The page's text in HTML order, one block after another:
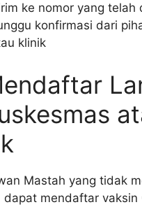
ke nomor yang telah
konfirmasi dari
klinik
Mastah yang tidak
dapat mendaftar vaksin